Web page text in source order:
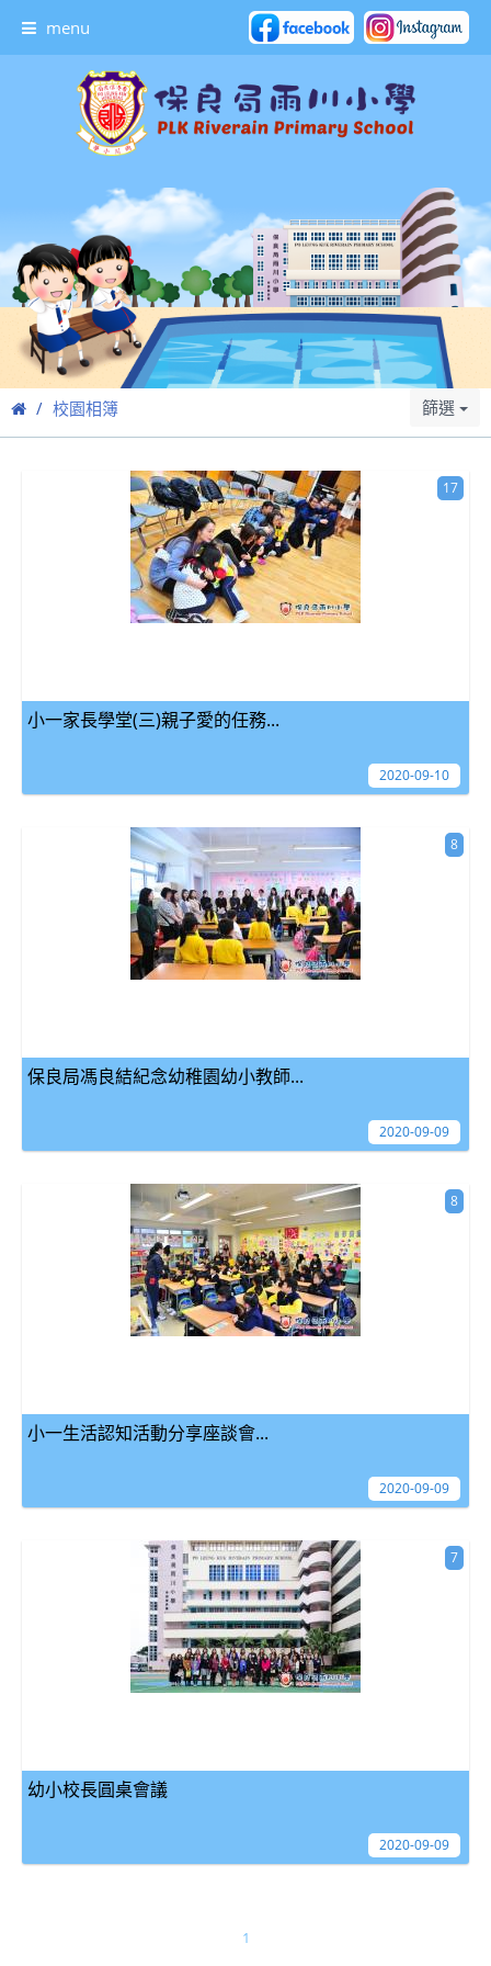
menu
校園相簿 篩選
小一家長學堂(三)親子愛的任務...
17
2020-09-10
保良局馮良結紀念幼稚園幼小教師...
8
2020-09-09
小一生活認知活動分享座談會...
8
2020-09-09
幼小校長圓桌會議
7
2020-09-09
1